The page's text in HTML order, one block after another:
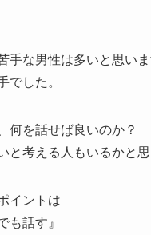
手な男性は多いと思いま
でした。
何を話せば良いのか？
と考える人もいるかと思
イントは
も話す』